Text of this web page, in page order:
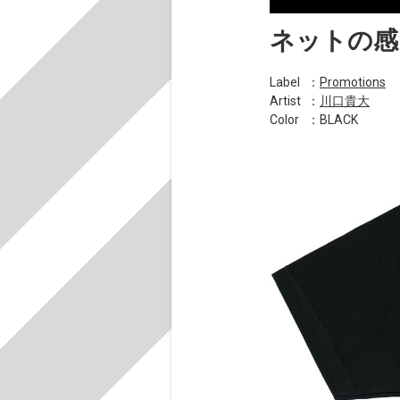
ネットの
Label ： Promotions
Artist
： 川口貴大
Color
：BLACK